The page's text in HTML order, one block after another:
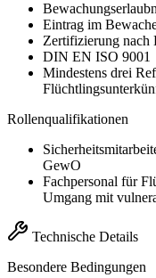
Eintrag im
Zertifizierung
DIN EN ISO 9001
Mindestens drei
Rollenqualifikationen
GewO
Fachpersonal für
Umgang mit
Technische Details
Besondere Bedingungen